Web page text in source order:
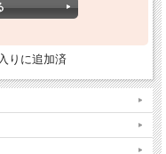
りに追加済